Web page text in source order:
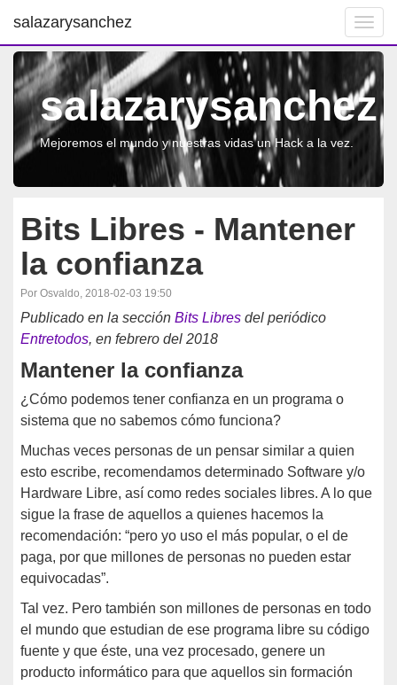
salazarysanchez
salazarysanchez
Mejoremos el mundo y nuestras vidas un Hack a la vez.
Bits Libres - Mantener
la confianza
Por Osvaldo, 2018-02-03 19:50
Publicado en la sección Bits Libres del periódico
Entretodos, en febrero del 2018
Mantener la confianza
¿Cómo podemos tener confianza en un programa o
sistema que no sabemos cómo funciona?
Muchas veces personas de un pensar similar a quien
esto escribe, recomendamos determinado Software y/o
Hardware Libre, así como redes sociales libres. A lo que
sigue la frase de aquellos a quienes hacemos la
recomendación: “pero yo uso el más popular, o el de
paga, por que millones de personas no pueden estar
equivocadas”.
Tal vez. Pero también son millones de personas en todo
el mundo que estudian de ese programa libre su código
fuente y que éste, una vez procesado, genere un
producto informático para que aquellos sin formación